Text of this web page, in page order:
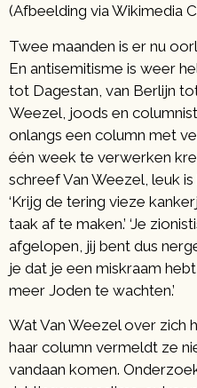
(Afbeelding via Wikimedia
Twee maanden is er nu
En antisemitisme is weer
tot Dagestan, van Berlijn
Weezel, joods en
onlangs een column met
één week te verwerken
schreef Van Weezel, leuk is
‘Krijg de tering vieze
taak af te maken.’ ‘Je
afgelopen, jij bent dus
je dat je een miskraam
meer Joden te wachten.’
Wat Van Weezel over zich
haar column vermeldt ze
vandaan komen.